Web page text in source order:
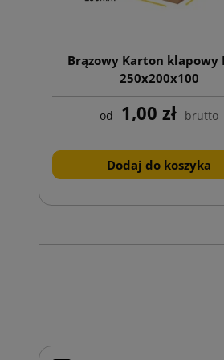
Brązowy Karton klapowy
250x200x100
od 1,00 zł brutto
Dodaj do koszyka